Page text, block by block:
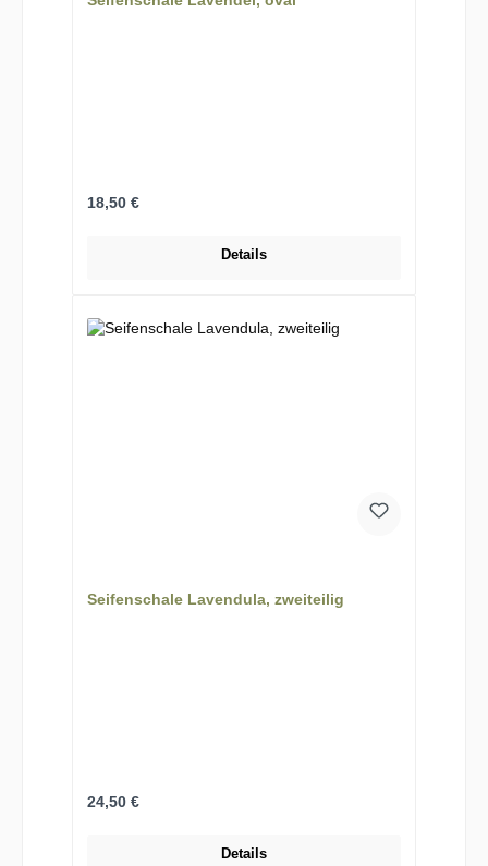
Regulärer Preis:
18,50 €
Details
Seifenschale Lavendula, zweiteilig
Regulärer Preis:
24,50 €
Details